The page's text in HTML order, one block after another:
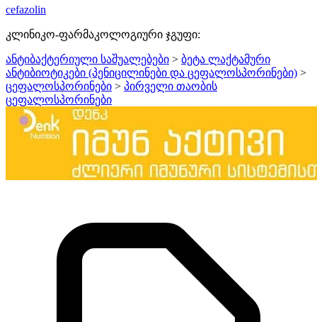
cefazolin
კლინიკო-ფარმაკოლოგიური ჯგუფი:
ანტიბაქტერიული საშუალებები > ბეტა ლაქტამური
ანტიბიოტიკები (პენიცილინები და ცეფალოსპორინები) >
ცეფალოსპორინები > პირველი თაობის
ცეფალოსპორინები